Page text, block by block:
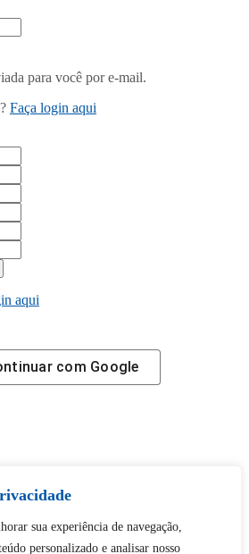
sua experiência de navegação,
personalizado e analisar nosso
para você por e-mail.
Faça login aqui
aqui
com Google
de que deseja